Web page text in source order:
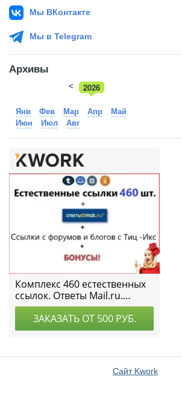
Мы ВКонтакте
Мы в Telegram
Архивы
2026
<
Янв Фев Мар Апр
Май
Июн
Июл Авг
Сайт Kwork